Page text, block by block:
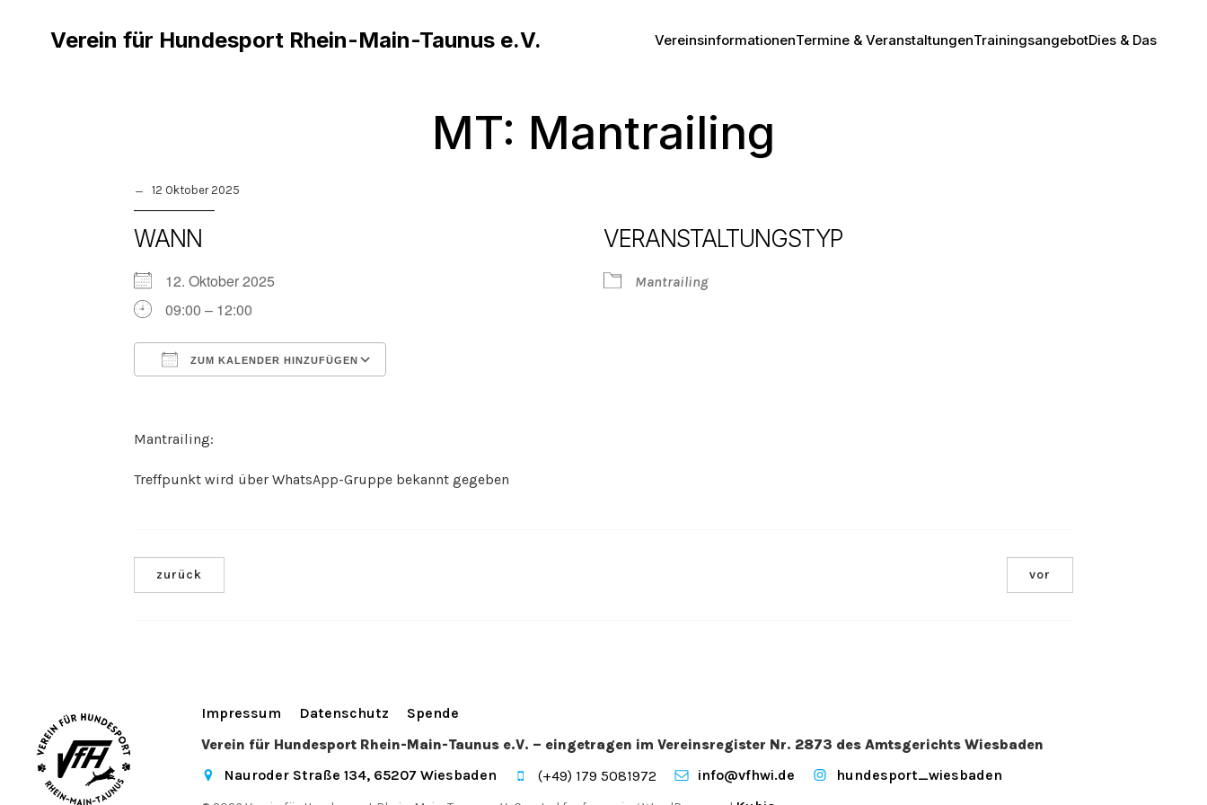
Verein für Hundesport Rhein-Main-Taunus e.V. VereinsinformationenTermine & VeranstaltungenTrainingsangebotDies & Das
MT: Mantrailing
12 Oktober 2025
WANN
12. Oktober 2025
09:00 – 12:00
ZUM KALENDER HINZUFÜGEN
VERANSTALTUNGSTYP
Mantrailing
Mantrailing:
Treffpunkt wird über WhatsApp-Gruppe bekannt gegeben
zurück vor
Impressum Datenschutz
Spende
Verein für Hundesport Rhein-Main-Taunus e.V. – eingetragen im Vereinsregister Nr. 2873 des Amtsgerichts Wiesbaden
Nauroder Straße 134, 65207 Wiesbaden
(+49) 179 5081972 info@vfhwi.de hundesport_wiesbaden